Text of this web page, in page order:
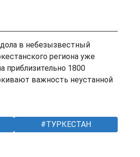
в небезызвестный
региона уже
приблизительно 1800
важность неустанной
ТУРКЕСТАН